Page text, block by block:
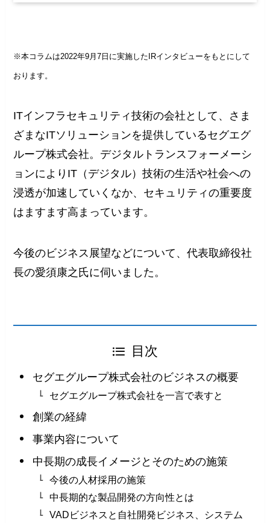
※本コラムは2022年9月7日に実施したIRインタビューをもとにして
おります。
ITインフラセキュリティ技術の会社として、さま
ざまなITソリューションを提供しているセグエグ
ループ株式会社。デジタルトランスフォーメーシ
ョンによりIT（デジタル）技術の生活や社会への
浸透が加速していくなか、セキュリティの重要度
はますます高まっています。
今後のビジネス展望などについて、代表取締役社
長の愛須康之氏に伺いました。
目次
セグエグループ株式会社のビジネスの概要
セグエグループ株式会社を一言で表すと
創業の経緯
事業内容について
中長期の成長イメージとそのための施策
今後の人材採用の施策
中長期的な製品開発の方向性とは
VADビジネスと自社開発ビジネス、システム